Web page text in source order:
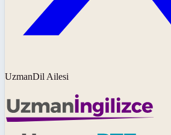
UzmanDil Ailesi